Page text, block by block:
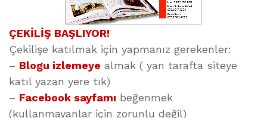
ÇEKİLİŞ BAŞLIYOR!
Çekilişe katılmak için yapmanız gerekenler:
– Blogu izlemeye almak ( yan tarafta siteye
katıl yazan yere tık)
– Facebook sayfamı beğenmek
(kullanmayanlar için zorunlu değil)